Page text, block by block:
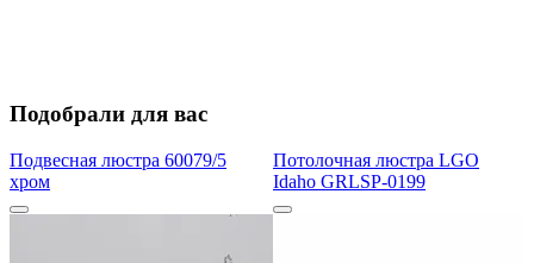
Подобрали для вас
Подвесная люстра 60079/5
хром
Потолочная люстра LGO
Idaho GRLSP-0199